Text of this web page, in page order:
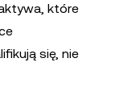
które
się, nie